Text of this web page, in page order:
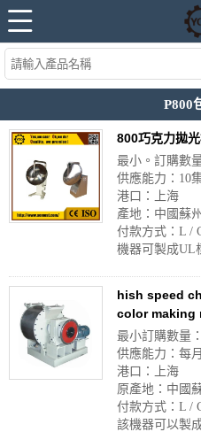
P800
800巧克力拋
最小。訂購數
供應能力：10
港口：上海
產地：中國蘇州
付款方式：L /
機器可製成UL
hish speed
color making
最小訂購數量
供應能力：每
港口：上海
原產地：中國
付款方式：L /
該機器可以製